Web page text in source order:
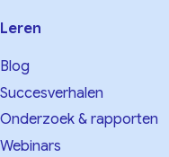
Leren
Blog
Succesverhalen
Onderzoek & rapporten
Webinars